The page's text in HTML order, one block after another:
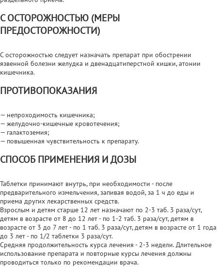
С ОСТОРОЖНОСТЬЮ (МЕРЫ
ПРЕДОСТОРОЖНОСТИ)
С осторожностью следует назначать препарат при обострении
язвенной болезни желудка и двенадцатиперстной кишки, атонии
кишечника.
ПРОТИВОПОКАЗАНИЯ
— непроходимость кишечника;
— желудочно-кишечные кровотечения;
— галактоземия;
— повышенная чувствительность к препарату.
СПОСОБ ПРИМЕНЕНИЯ И ДОЗЫ
Таблетки принимают внутрь, при необходимости - после
предварительного измельчения, запивая водой, за 1 ч до еды и
приема других лекарственных средств.
Взрослым и детям старше 12 лет назначают по 2-3 таб. 3 раза/сут,
детям в возрасте от 8 до 12 лет - по 1-2 таб. 3 раза/сут, детям в
возрасте от 3 до 7 лет - по 1 таб. 3 раза/сут, детям в возрасте от 1 года
до 3 лет - по 1/2 таблетки 3 раза/сут.
Средняя продолжительность курса лечения - 2-3 недели. Длительное
использование препарата и повторные курсы лечения должны
проводиться только по рекомендации врача.